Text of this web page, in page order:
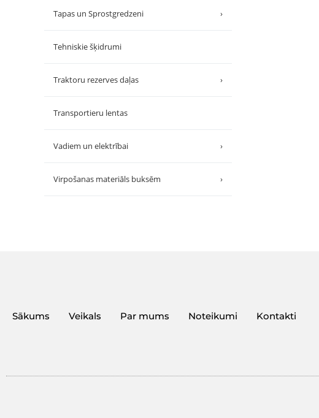
Tapas un Sprostgredzeni ›
Tehniskie šķidrumi
Traktoru rezerves daļas ›
Transportieru lentas
Vadiem un elektrībai ›
Virpošanas materiāls buksēm ›
Sākums Veikals Par mums Noteikumi Kontakti